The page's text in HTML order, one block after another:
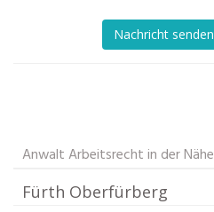
Nachricht senden
Anwalt Arbeitsrecht in der Nähe
Fürth Oberfürberg